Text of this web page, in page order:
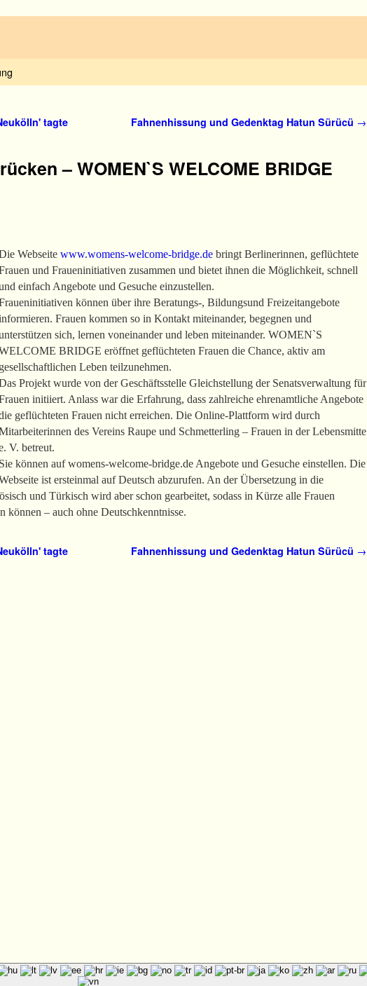
tagte
Fahnenhissung und Gedenktag Hatun Sürücü →
– WOMEN`S WELCOME BRIDGE
Webseite www.womens-welcome-bridge.debringt Berlinerinnen, geflüchtete
und Fraueninitiativen zusammen und bietet ihnen die Möglichkeit, schnell
einfach Angebote und Gesuche einzustellen.
können über ihre Beratungs-, Bildungsund Freizeitangebote
Frauen kommen so in Kontakt miteinander, begegnen und
sich, lernen voneinander und leben miteinander. WOMEN`S
BRIDGE eröffnet geflüchteten Frauen die Chance, aktiv am
gesellschaftlichen Leben teilzunehmen.
Projekt wurde von der Geschäftsstelle Gleichstellung der Senatsverwaltung für
initiiert. Anlass war die Erfahrung, dass zahlreiche ehrenamtliche Angebote
geflüchteten Frauen nicht erreichen. Die Online-Plattform wird durch
des Vereins Raupe und Schmetterling – Frauen in der Lebensmitte
V. betreut.
Sie können auf womens-welcome-bridge.de Angebote und Gesuche einstellen. Die
ist ersteinmal auf Deutsch abzurufen. An der Übersetzung in die
und Türkisch wird aber schon gearbeitet, sodass in Kürze alle Frauen
– auch ohne Deutschkenntnisse.
tagte
Fahnenhissung und Gedenktag Hatun Sürücü →